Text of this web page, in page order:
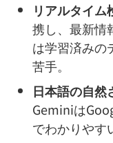
リアルタイム
携し、最新情
は学習済みの
苦手。
日本語の自然
Geminiは
でわかりやす